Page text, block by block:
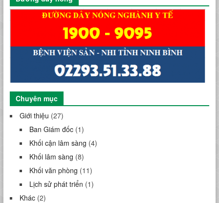
Chuyên mục
Giới thiệu (27)
Ban Giám đốc(1)
Khối cận lâm sàng (4)
Khối lâm sàng (8)
Khối văn phòng (11)
Lịch sử phát triển (1)
Khác(2)